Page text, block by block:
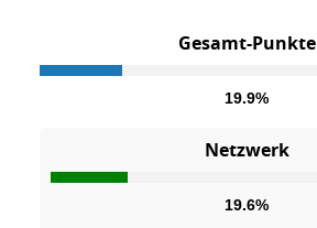
Gesamt-Punkte
19.9%
Netzwerk
19.6%